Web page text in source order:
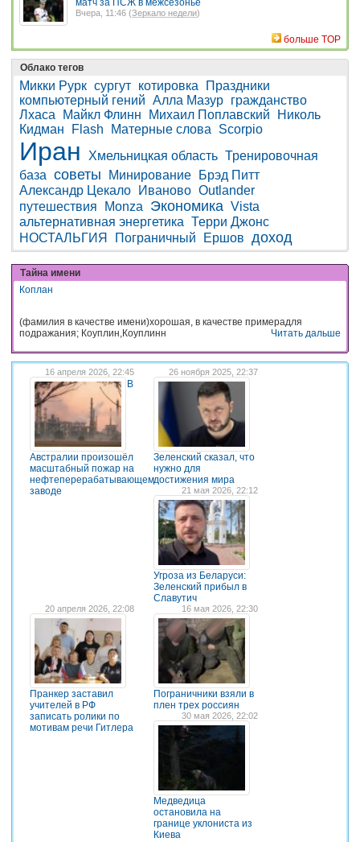
матч за ПСЖ в межсезонье
Вчера, 11:46 (Зеркало недели)
больше TOP
Облако тегов
Микки Рурк сургут котировка
Праздники
компьютерный гений Алла Мазур гражданство
Лхаса
Майкл Флинн Михаил Поплавский
Николь
Кидман
Flash Матерные слова Scorpio
Иран Хмельницкая область Тренировочная
база советы Минирование
Брэд Питт
Александр Цекало
Иваново Outlander
путешествия
Monza Экономика Vista
альтернативная энергетика Терри Джонс
НОСТАЛЬГИЯ
Пограничный Ершов доход
Тайна имени
Коплан
(фамилия в качестве имени)хорошая, в качестве примерадля
подражания; Коуплин,Коуплинн
Читать дальше
16 апреля 2026, 22:45
В
Австралии произошёл
масштабный пожар на
нефтеперерабатывающем
заводе
26 ноября 2025, 22:37
Зеленский сказал, что
нужно для
достижения мира
21 мая 2026, 22:12
Угроза из Беларуси:
Зеленский прибыл в
Славутич
20 апреля 2026, 22:08
Пранкер заставил
учителей в РФ
записать ролики по
мотивам речи Гитлера
16 мая 2026, 22:30
Пограничники взяли в
плен трех россиян
30 мая 2026, 22:02
Медведица
остановила на
границе уклониста из
Киева